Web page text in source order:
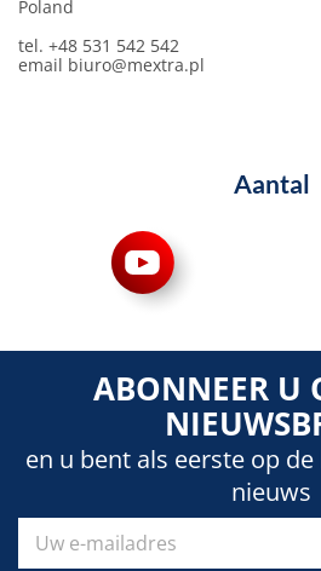
Poland
tel. +48 531 542 542
email biuro@mextra.pl
Aantal
ABONNEER U
en u bent als eerste op
nieuws